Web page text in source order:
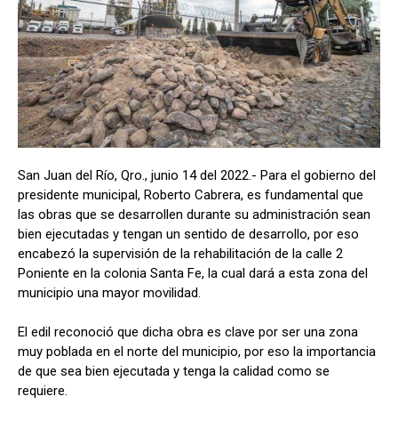
San Juan del Río, Qro., junio 14 del 2022.- Para el gobierno del
presidente municipal, Roberto Cabrera, es fundamental que
las obras que se desarrollen durante su administración sean
bien ejecutadas y tengan un sentido de desarrollo, por eso
encabezó la supervisión de la rehabilitación de la calle 2
Poniente en la colonia Santa Fe, la cual dará a esta zona del
municipio una mayor movilidad.
El edil reconoció que dicha obra es clave por ser una zona
muy poblada en el norte del municipio, por eso la importancia
de que sea bien ejecutada y tenga la calidad como se
requiere.